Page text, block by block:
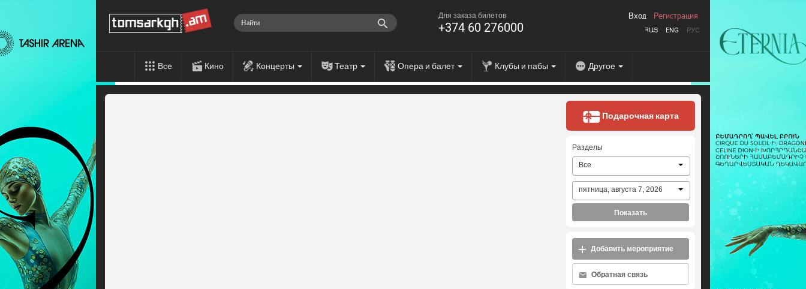
Для заказа билетов
+374 60 276000 ՀԱՅ ENG РУС
Вход Регистрация
Все Кино Концерты Театр Опера и балет Клубы и пабы Другое
Подарочная карта
Разделы
Все
пятница, августа 7, 2026
Показать
Добавить мероприятие
Обратная связь